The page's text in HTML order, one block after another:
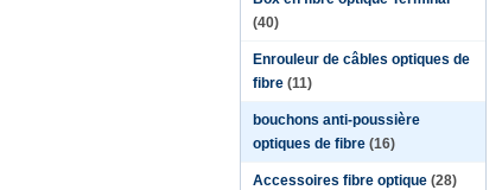
(40)
Enrouleur de câbles optiques de
fibre (11)
bouchons anti-poussière
optiques de fibre (16)
Accessoires fibre optique (28)